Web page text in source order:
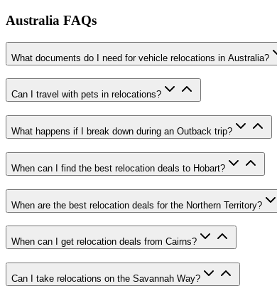
Australia FAQs
What documents do I need for vehicle relocations in Australia?
Can I travel with pets in relocations?
What happens if I break down during an Outback trip?
When can I find the best relocation deals to Hobart?
When are the best relocation deals for the Northern Territory?
When can I get relocation deals from Cairns?
Can I take relocations on the Savannah Way?